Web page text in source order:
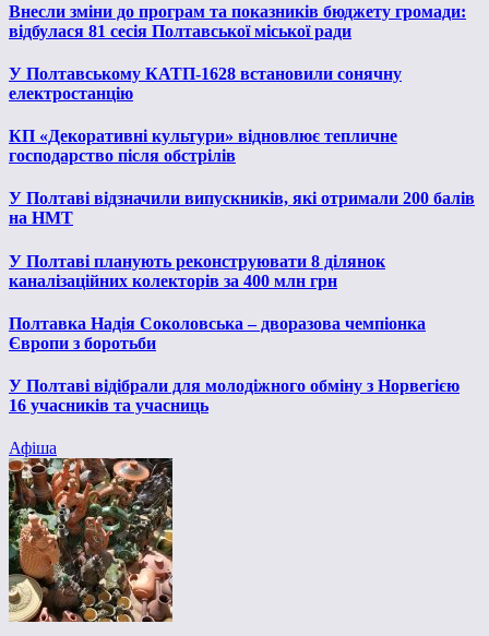
Внесли зміни до програм та показників бюджету громади:
відбулася 81 сесія Полтавської міської ради
У Полтавському КАТП-1628 встановили сонячну
електростанцію
КП «Декоративні культури» відновлює тепличне
господарство після обстрілів
У Полтаві відзначили випускників, які отримали 200 балів
на НМТ
У Полтаві планують реконструювати 8 ділянок
каналізаційних колекторів за 400 млн грн
Полтавка Надія Соколовська – дворазова чемпіонка
Європи з боротьби
У Полтаві відібрали для молодіжного обміну з Норвегією
16 учасників та учасниць
Афіша